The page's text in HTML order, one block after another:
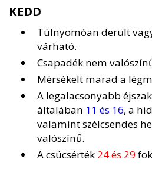
KEDD
Túlnyomóan derült
várható.
Csapadék nem
Mérsékelt marad a
A legalacsonyabb
általában 11 és 16, a
valamint szélcsendes
valószínű.
A csúcsérték 24 és 29